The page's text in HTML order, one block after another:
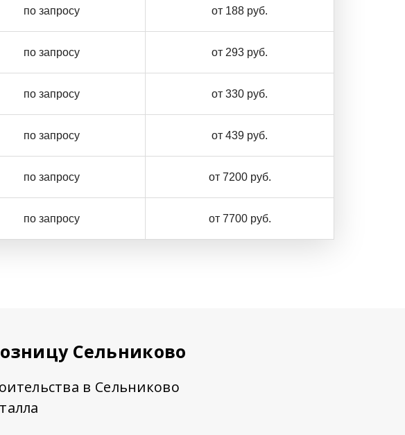
по запросу от 188 руб.
по запросу от 293 руб.
по запросу от 330 руб.
по запросу от 439 руб.
по запросу от 7200 руб.
по запросу от 7700 руб.
Сельниково
в Сельниково